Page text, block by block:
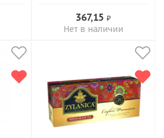
367,15 ₽
Нет в наличии